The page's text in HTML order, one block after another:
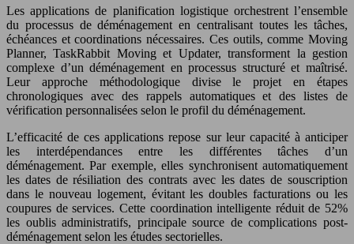
Les applications de planification logistique orchestrent l’ensemble
du processus de déménagement en centralisant toutes les tâches,
échéances et coordinations nécessaires. Ces outils, comme Moving
Planner, TaskRabbit Moving et Updater, transforment la gestion
complexe d’un déménagement en processus structuré et maîtrisé.
Leur approche méthodologique divise le projet en étapes
chronologiques avec des rappels automatiques et des listes de
vérification personnalisées selon le profil du déménagement.
L’efficacité de ces applications repose sur leur capacité à anticiper
les interdépendances entre les différentes tâches d’un
déménagement. Par exemple, elles synchronisent automatiquement
les dates de résiliation des contrats avec les dates de souscription
dans le nouveau logement, évitant les doubles facturations ou les
coupures de services. Cette coordination intelligente réduit de 52%
les oublis administratifs, principale source de complications post-
déménagement selon les études sectorielles.